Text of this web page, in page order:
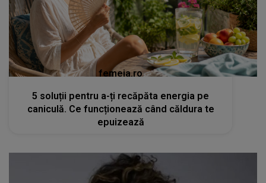
femeia.ro
5 soluții pentru a-ți recăpăta energia pe
caniculă. Ce funcționează când căldura te
epuizează